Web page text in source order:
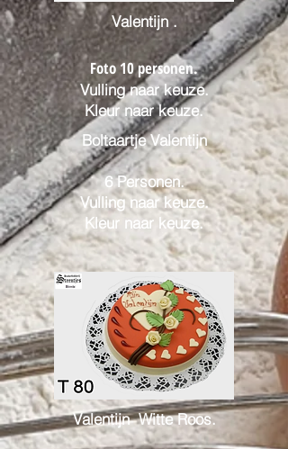
Valentijn .
Foto 10personen.
Vulling naar keuze.
Kleur naar keuze.
Boltaartje Valentijn
6 Personen.
Vulling naar keuze.
Kleur naar keuze.
Valentijn Witte Roos.